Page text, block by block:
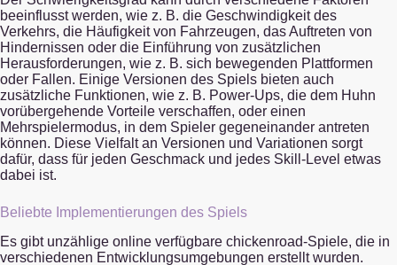
beeinflusst werden, wie z. B. die Geschwindigkeit des
Verkehrs, die Häufigkeit von Fahrzeugen, das Auftreten von
Hindernissen oder die Einführung von zusätzlichen
Herausforderungen, wie z. B. sich bewegenden Plattformen
oder Fallen. Einige Versionen des Spiels bieten auch
zusätzliche Funktionen, wie z. B. Power-Ups, die dem Huhn
vorübergehende Vorteile verschaffen, oder einen
Mehrspielermodus, in dem Spieler gegeneinander antreten
können. Diese Vielfalt an Versionen und Variationen sorgt
dafür, dass für jeden Geschmack und jedes Skill-Level etwas
dabei ist.
Beliebte Implementierungen des Spiels
Es gibt unzählige online verfügbare chickenroad-Spiele, die in
verschiedenen Entwicklungsumgebungen erstellt wurden.